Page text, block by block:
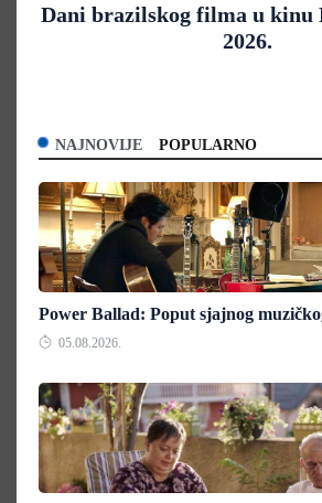
Dani brazilskog filma u kinu
2026.
NAJNOVIJE POPULARNO
Power Ballad: Poput sjajnog
05.08.2026.